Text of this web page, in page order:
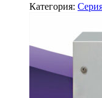
Категория: